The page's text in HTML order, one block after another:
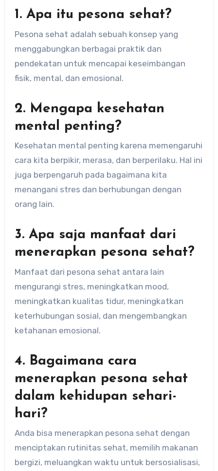
1. Apa itu pesona sehat?
Pesona sehat adalah sebuah konsep yang
menggabungkan berbagai praktik dan
pendekatan untuk mencapai keseimbangan
fisik, mental, dan emosional.
2. Mengapa kesehatan
mental penting?
Kesehatan mental penting karena memengaruhi
cara kita berpikir, merasa, dan berperilaku. Hal ini
juga berpengaruh pada bagaimana kita
menangani stres dan berhubungan dengan
orang lain.
3. Apa saja manfaat dari
menerapkan pesona sehat?
Manfaat dari pesona sehat antara lain
mengurangi stres, meningkatkan mood,
meningkatkan kualitas tidur, meningkatkan
keterhubungan sosial, dan mengembangkan
ketahanan emosional.
4. Bagaimana cara
menerapkan pesona sehat
dalam kehidupan sehari-
hari?
Anda bisa menerapkan pesona sehat dengan
menciptakan rutinitas sehat, memilih makanan
bergizi, meluangkan waktu untuk bersosialisasi,